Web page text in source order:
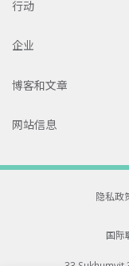
行动
企业
博客和文章
网站信息
隐私政
国际